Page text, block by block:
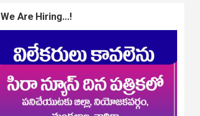
We Are Hiring…!